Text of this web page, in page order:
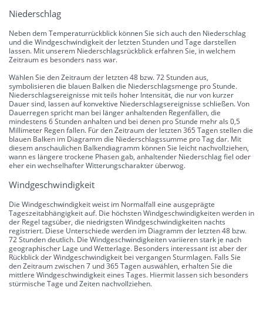
Niederschlag
Neben dem Temperaturrückblick können Sie sich auch den Niederschlag
und die Windgeschwindigkeit der letzten Stunden und Tage darstellen
lassen. Mit unserem Niederschlagsrückblick erfahren Sie, in welchem
Zeitraum es besonders nass war.
Wählen Sie den Zeitraum der letzten 48 bzw. 72 Stunden aus,
symbolisieren die blauen Balken die Niederschlagsmenge pro Stunde.
Niederschlagsereignisse mit teils hoher Intensität, die nur von kurzer
Dauer sind, lassen auf konvektive Niederschlagsereignisse schließen. Von
Dauerregen spricht man bei länger anhaltenden Regenfällen, die
mindestens 6 Stunden anhalten und bei denen pro Stunde mehr als 0,5
Millimeter Regen fallen. Für den Zeitraum der letzten 365 Tagen stellen die
blauen Balken im Diagramm die Niederschlagssumme pro Tag dar. Mit
diesem anschaulichen Balkendiagramm können Sie leicht nachvollziehen,
wann es längere trockene Phasen gab, anhaltender Niederschlag fiel oder
eher ein wechselhafter Witterungscharakter überwog.
Windgeschwindigkeit
Die Windgeschwindigkeit weist im Normalfall eine ausgeprägte
Tageszeitabhängigkeit auf. Die höchsten Windgeschwindigkeiten werden in
der Regel tagsüber, die niedrigsten Windgeschwindigkeiten nachts
registriert. Diese Unterschiede werden im Diagramm der letzten 48 bzw.
72 Stunden deutlich. Die Windgeschwindigkeiten variieren stark je nach
geographischer Lage und Wetterlage. Besonders interessant ist aber der
Rückblick der Windgeschwindigkeit bei vergangen Sturmlagen. Falls Sie
den Zeitraum zwischen 7 und 365 Tagen auswählen, erhalten Sie die
mittlere Windgeschwindigkeit eines Tages. Hiermit lassen sich besonders
stürmische Tage und Zeiten nachvollziehen.